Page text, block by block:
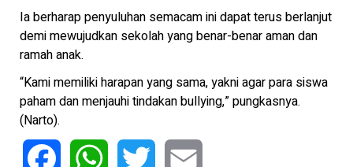
Ia berharap penyuluhan semacam ini dapat terus berlanjut
demi mewujudkan sekolah yang benar-benar aman dan
ramah anak.
“Kami memiliki harapan yang sama, yakni agar para siswa
paham dan menjauhi tindakan bullying,” pungkasnya.
(Narto).